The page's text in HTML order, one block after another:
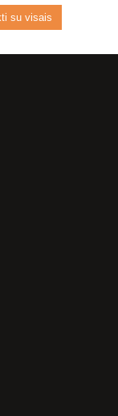
ansamblį,
su visais